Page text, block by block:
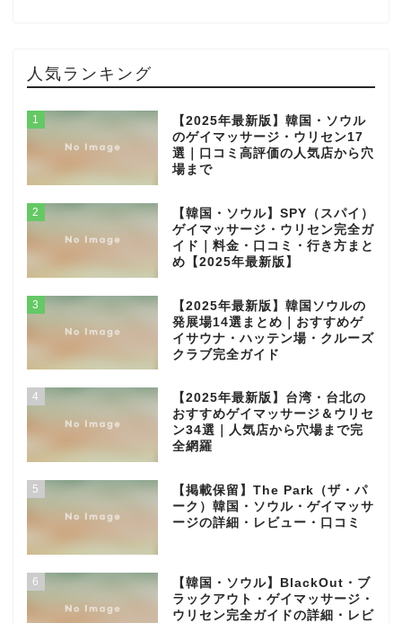
人気ランキング
1
【2025年最新版】韓国・ソウル
のゲイマッサージ・ウリセン17
選｜口コミ高評価の人気店から穴
場まで
2
【韓国・ソウル】SPY（スパイ）
ゲイマッサージ・ウリセン完全ガ
イド｜料金・口コミ・行き方まと
め【2025年最新版】
3
【2025年最新版】韓国ソウルの
発展場14選まとめ｜おすすめゲ
イサウナ・ハッテン場・クルーズ
クラブ完全ガイド
4
【2025年最新版】台湾・台北の
おすすめゲイマッサージ＆ウリセ
ン34選｜人気店から穴場まで完
全網羅
5
【掲載保留】The Park（ザ・パ
ーク）韓国・ソウル・ゲイマッサ
ージの詳細・レビュー・口コミ
6
【韓国・ソウル】BlackOut・ブ
ラックアウト・ゲイマッサージ・
ウリセン完全ガイドの詳細・レビ